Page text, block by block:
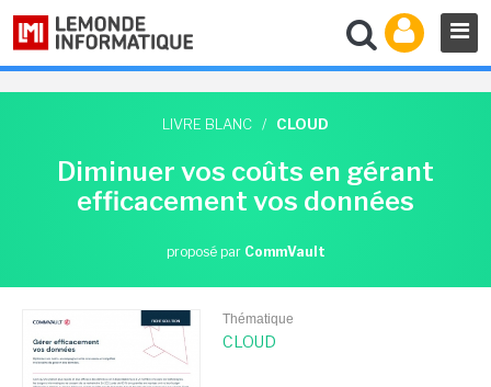
LIVRE BLANC / CLOUD
Diminuer vos coûts en gérant
efficacement vos données
proposé par CommVault
Thématique
CLOUD